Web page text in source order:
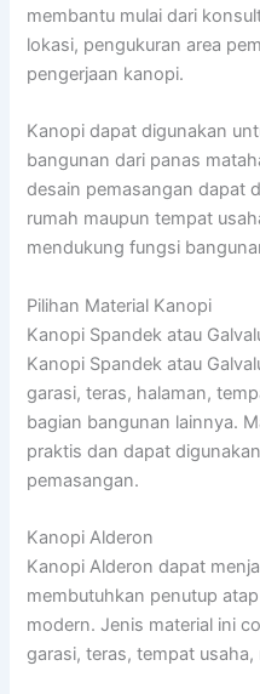
membantu mulai dari
lokasi, pengukuran area
pengerjaan kanopi.
Kanopi dapat digunakan
bangunan dari panas
desain pemasangan dapat
rumah maupun tempat
mendukung fungsi
Pilihan Material Kanopi
Kanopi Spandek atau
Kanopi Spandek atau
garasi, teras, halaman,
bagian bangunan lainnya.
praktis dan dapat
pemasangan.
Kanopi Alderon
Kanopi Alderon dapat
membutuhkan penutup
modern. Jenis material ini
garasi, teras, tempat